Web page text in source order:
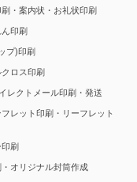
・案内状・お礼状印刷
印刷
プ)印刷
ロス印刷
レクトメール印刷・発送
レット印刷・リーフレット
刷
オリジナル封筒作成